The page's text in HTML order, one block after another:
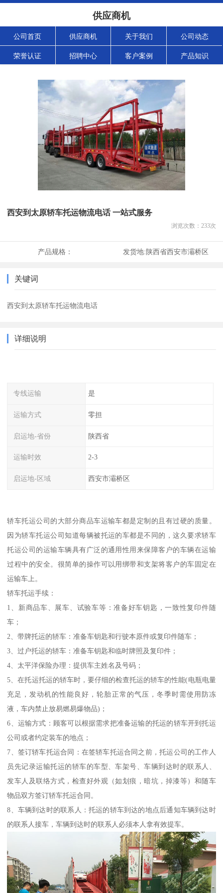
供应商机
公司首页 供应商机 关于我们 公司动态
荣誉认证 招聘中心 客户案例 产品知识
西安到太原轿车托运物流电话 一站式服务
浏览次数： 233次
产品规格： 发货地:陕西省西安市灞桥区
关键词
西安到太原轿车托运物流电话
详细说明
专线运输 是
运输方式 零担
启运地-省份 陕西省
运输时效 2-3
启运地-区域 西安市灞桥区
轿车托运公司的大部分商品车运输车都是定制的且有过硬的质量。
因为轿车托运公司知道每辆被托运的车都是不同的，这久要求轿车
托运公司的运输车辆具有广泛的通用性用来保障客户的车辆在运输
过程中的安全。很简单的操作可以用绑带和支架将客户的车固定在
运输车上。
轿车托运手续：
1、新商品车、展车、试验车等：准备好车钥匙，一致性复印件随
车；
2、带牌托运的轿车：准备车钥匙和行驶本原件或复印件随车；
3、过户托运的轿车：准备车钥匙和临时牌照及复印件；
4、太平洋保险办理：提供车主姓名及号码；
5、在托运托运的轿车时，要仔细的检查托运的轿车的性能(电瓶电量
充足，发动机的性能良好，轮胎正常的气压，冬季时需使用防冻
液，车内禁止放易燃易爆物品)；
6、运输方式：顾客可以根据需求把准备运输的托运的轿车开到托运
公司或者约定装车的地点；
7、签订轿车托运合同：在签轿车托运合同之前，托运公司的工作人
员先记录运输托运的轿车的车型、车架号、车辆到达时的联系人、
发车人及联络方式，检查好外观（如划痕，暗坑，掉漆等）和随车
物品双方签订轿车托运合同。
8、车辆到达时的联系人：托运的轿车到达的地点后通知车辆到达时
的联系人接车，车辆到达时的联系人必须本人拿有效提车。